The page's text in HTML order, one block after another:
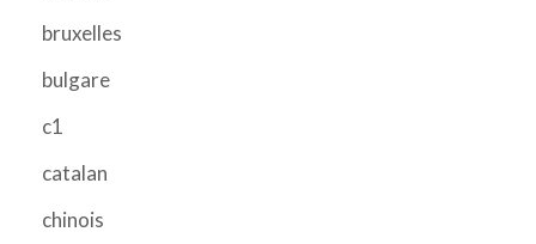
bruxelles
bulgare
c1
catalan
chinois